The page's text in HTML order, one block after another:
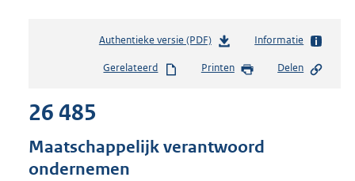
Authentieke versie (PDF)b
s
d
s
Informatie
Gerelateerd Printen Delen
26 485
Maatschappelijk verantwoord
ondernemen